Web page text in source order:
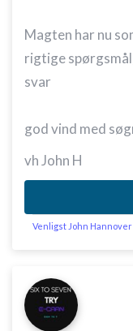
Magten har nu
rigtige
svar
god vind med
vh John H
Venligst John